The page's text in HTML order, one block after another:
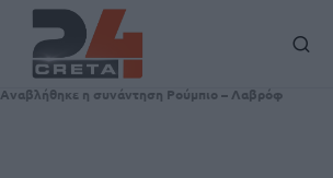
Αναβλήθηκε η συνάντηση Ρούμπιο – Λαβρόφ